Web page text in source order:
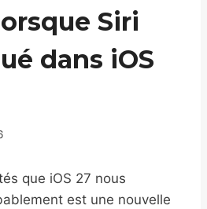
Siri
dans iOS
que iOS 27 nous
est une nouvelle